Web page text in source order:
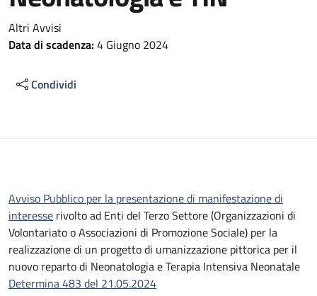
Altri Avvisi
Data di scadenza: 4 Giugno 2024
Condividi
Avviso Pubblico per la presentazione di manifestazione di
interesse rivolto ad Enti del Terzo Settore (Organizzazioni di
Volontariato o Associazioni di Promozione Sociale) per la
realizzazione di un progetto di umanizzazione pittorica per il
nuovo reparto di Neonatologia e Terapia Intensiva Neonatale
Determina 483 del 21.05.2024